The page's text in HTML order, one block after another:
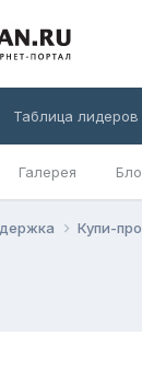
Галерея
Таблица лидеров
Купи-